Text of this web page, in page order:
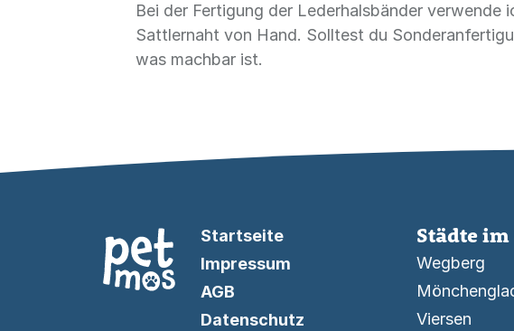
Bei der Fertigung der Lederhalsbänder
Sattlernaht von Hand. Solltest du
was machbar ist.
Startseite
Impressum
AGB
Datenschutz
Städte
Wegberg
Viersen